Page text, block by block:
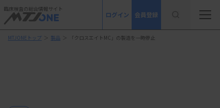
臨床検査の総合情報サイト
ログイン 会員登録
MTJONEトップ ＞ 製品 ＞ 「クロスエイトMC」の製造を一時停止